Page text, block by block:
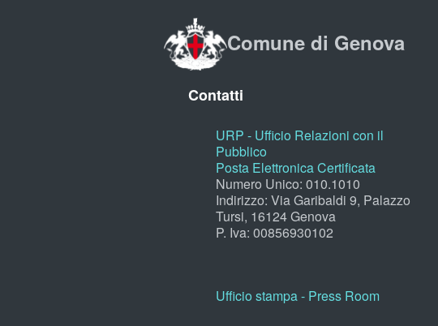
Comune di Genova
Contatti
URP - Ufficio Relazioni con il
Pubblico
Posta Elettronica Certificata
Numero Unico: 010.1010
Indirizzo: Via Garibaldi 9, Palazzo
Tursi, 16124 Genova
P. Iva: 00856930102
Ufficio stampa - Press Room